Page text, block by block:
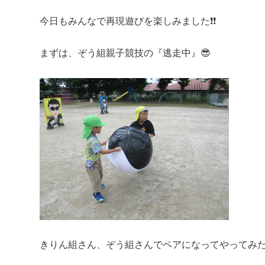
今日もみんなで再現遊びを楽しみました❗❗
まずは、ぞう組親子競技の『逃走中』😎
きりん組さん、ぞう組さんでペアになってやってみ